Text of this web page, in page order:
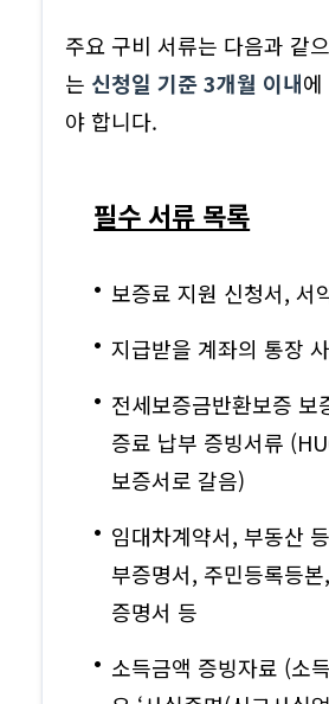
주요 구비 서류는 다음과 같
는 신청일 기준 3개월 이내
야 합니다.
필수 서류 목록
보증료 지원 신청서, 서
지급받을 계좌의 통장
전세보증금반환보증 보
증료 납부 증빙서류
보증서로 갈음)
임대차계약서, 부동산
부증명서, 주민등록등
증명서 등
소득금액 증빙자료 (소